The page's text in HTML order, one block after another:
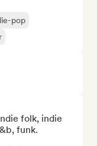
pop
folk, indie
funk.